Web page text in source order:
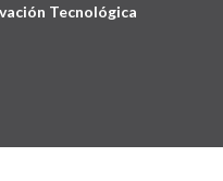
Tecnológica